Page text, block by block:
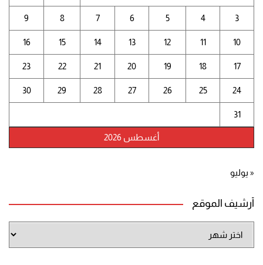
أغسطس 2026
3
4
5
6
7
8
9
10
11
12
13
14
15
16
17
18
19
20
21
22
23
24
25
26
27
28
29
30
31
« يوليو
أرشيف الموقع
الموقع